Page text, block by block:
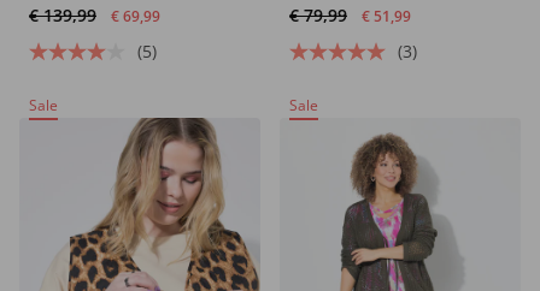
8 XL
€ 139,99 € 69,99
(5)
€ 79,99 € 51,99
(3)
Sale Sale